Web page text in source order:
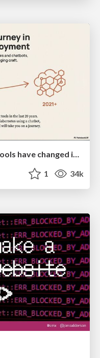
How Software Deployment tools have changed in the past 20 years
1 34k